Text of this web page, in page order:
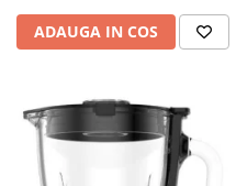
ADAUGA IN COS